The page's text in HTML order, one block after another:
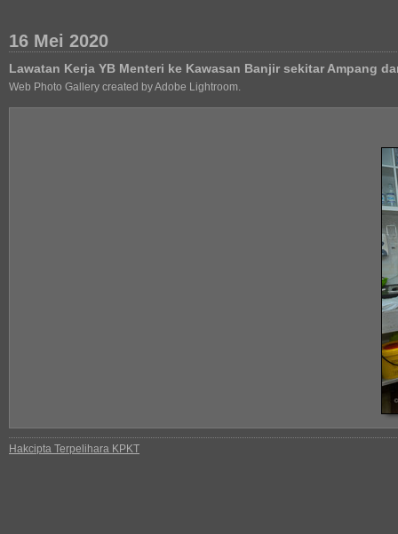
16 Mei 2020
Lawatan Kerja YB Menteri ke Kawasan Banjir sekitar Ampang
Web Photo Gallery created by Adobe Lightroom.
Hakcipta Terpelihara KPKT